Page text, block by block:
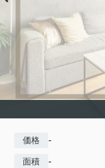
価格 -
面積 -